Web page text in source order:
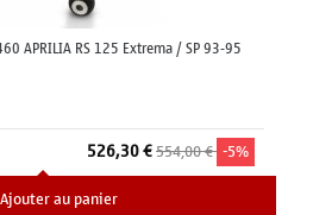
APRILIA RS 125 Extrema / SP 93-95
526,30 €554,00 € -5%
Ajouter au panier